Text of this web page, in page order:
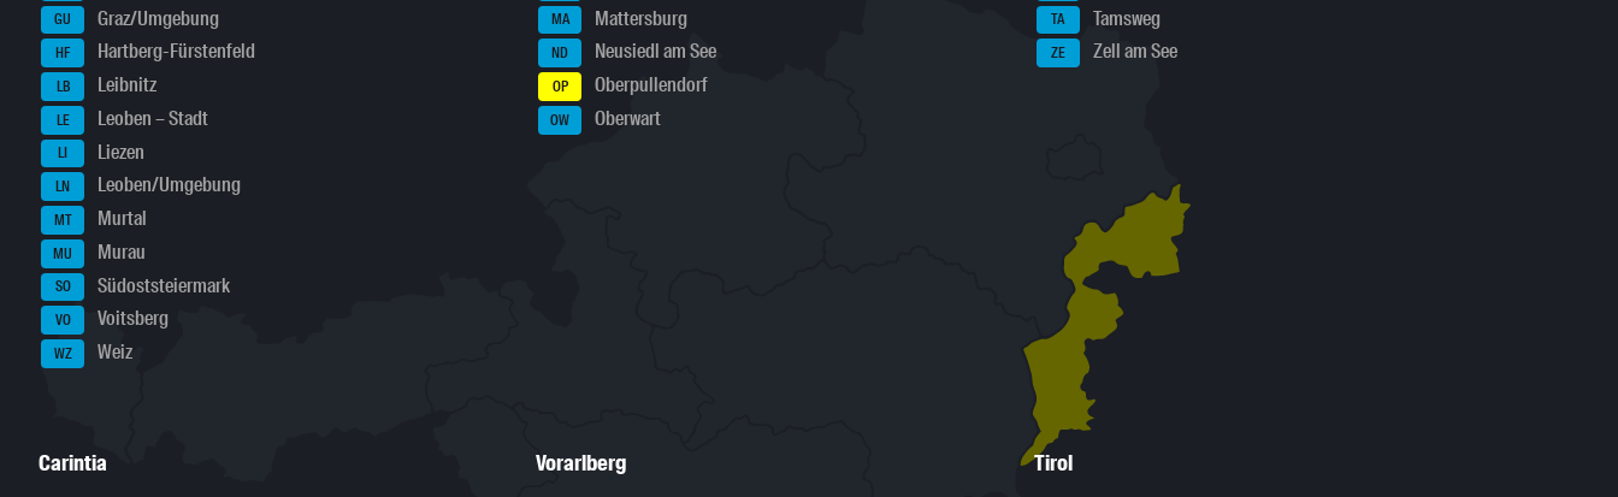
GU Graz/Umgebung
HF Hartberg-Fürstenfeld
LB Leibnitz
LE Leoben – Stadt
LI Liezen
LN Leoben/Umgebung
MT Murtal
MU Murau
SO Südoststeiermark
VO Voitsberg
WZ Weiz
MA Mattersburg
ND Neusiedl am See
OP Oberpullendorf
OW Oberwart
TA Tamsweg
ZE Zell am See
Carintia Vorarlberg Tirol